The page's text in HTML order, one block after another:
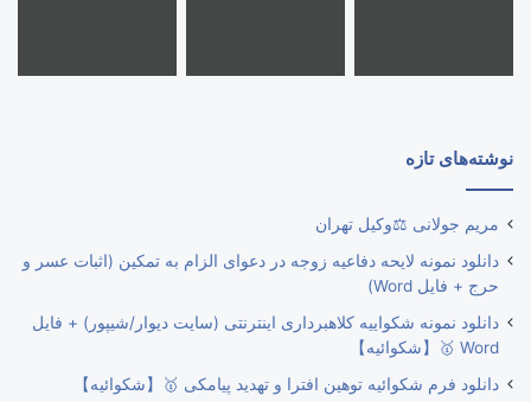
نوشته‌های تازه
مریم جولانی ⚖️وکیل تهران
دانلود نمونه لایحه دفاعیه زوجه در دعوای الزام به تمکین (اثبات عسر و
حرج + فایل Word)
دانلود نمونه شکواییه کلاهبرداری اینترنتی (سایت دیوار/شیپور) + فایل
Word 🥇【شکوائیه】
دانلود فرم شکوائیه توهین افترا و تهدید پیامکی 🥇【شکوائیه】